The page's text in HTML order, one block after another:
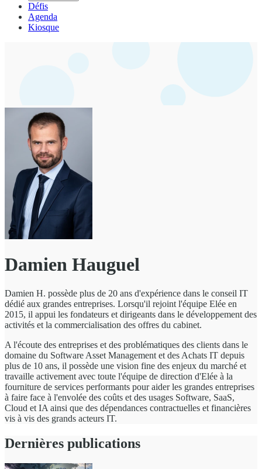
Défis
Agenda
Kiosque
Damien Hauguel
Damien H. possède plus de 20 ans d'expérience dans le conseil IT
dédié aux grandes entreprises. Lorsqu'il rejoint l'équipe Elée en
2015, il appui les fondateurs et dirigeants dans le développement des
activités et la commercialisation des offres du cabinet.
A l'écoute des entreprises et des problématiques des clients dans le
domaine du Software Asset Management et des Achats IT depuis
plus de 10 ans, il possède une vision fine des enjeux du marché et
travaille activement avec toute l'équipe de direction d'Elée à la
fourniture de services performants pour aider les grandes entreprises
à faire face à l'envolée des coûts et des usages Software, SaaS,
Cloud et IA ainsi que des dépendances contractuelles et financières
vis à vis des grands acteurs IT.
Dernières publications